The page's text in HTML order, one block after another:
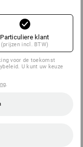
Particuliere klant
(prijzen incl. BTW)
voor de toekomst
U kunt uw keuze